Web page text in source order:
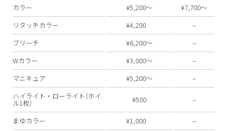
カラー ¥5,200〜
¥7,700〜
リタッチカラー
¥4,200
–
ブリーチ
¥6,200〜
–
Wカラー
¥3,000〜
–
マニキュア
¥5,200〜
–
ハイライト・ローライト（ホイ
ル1枚） ¥500 –
まゆカラー ¥1,000 –